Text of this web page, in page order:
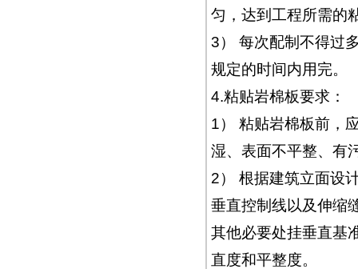
匀，达到工程所需的
3） 每次配制不得过
规定的时间内用完。
4.粘贴岩棉板要求：
1） 粘贴岩棉板前，
湿、表面不平整、有
2） 根据建筑立面设
垂直控制线以及伸缩
其他必要处挂垂直基
直度和平整度。